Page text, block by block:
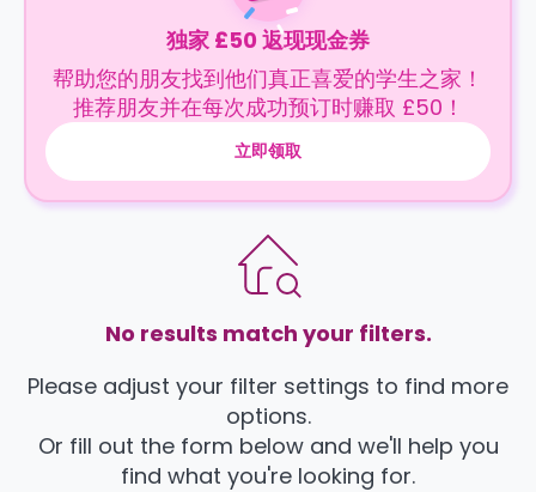
独家 £50 返现现金券
帮助您的朋友找到他们真正喜爱的学生之家！
推荐朋友并在每次成功预订时赚取 £50！
立即领取
No results match your filters.
Please adjust your filter settings to find more
options.
Or fill out the form below and we'll help you
find what you're looking for.